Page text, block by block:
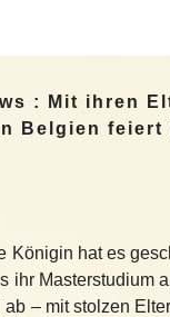
: Mit ihren
Belgien feiert
Königin hat es
ihr Masterstudium
– mit stolzen